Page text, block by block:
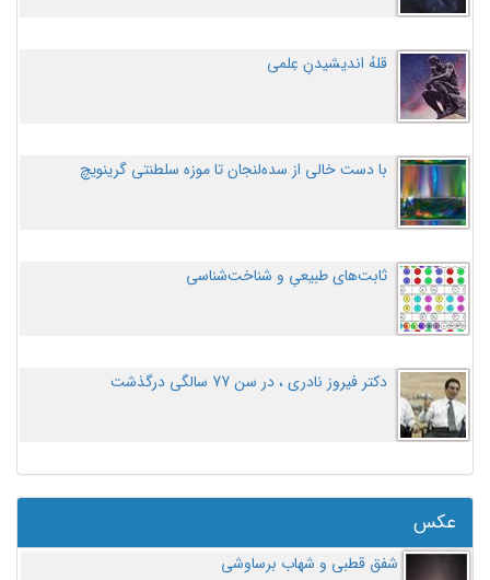
قلهُ اندیشیدنِ عِلمی
با دست خالی از سده‌لنجان تا موزه سلطنتی گرینویچ
ثابت‌های طبیعیِ و شناخت‌شناسی
دکتر فیروز نادری ، در سن 77 سالگی درگذشت
عکس
شفق قطبی و شهاب برساوشی